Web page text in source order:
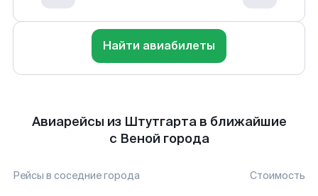
Найти авиабилеты
Авиарейсы из Штутгарта в ближайшие
с Веной города
Рейсы в соседние города Стоимость